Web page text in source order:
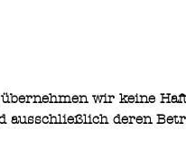
wir keine
ausschließlich deren